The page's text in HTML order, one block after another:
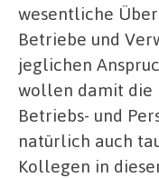
wesentliche
Betriebe und
jeglichen
wollen damit die
Betriebs- und
natürlich auch
Kollegen in